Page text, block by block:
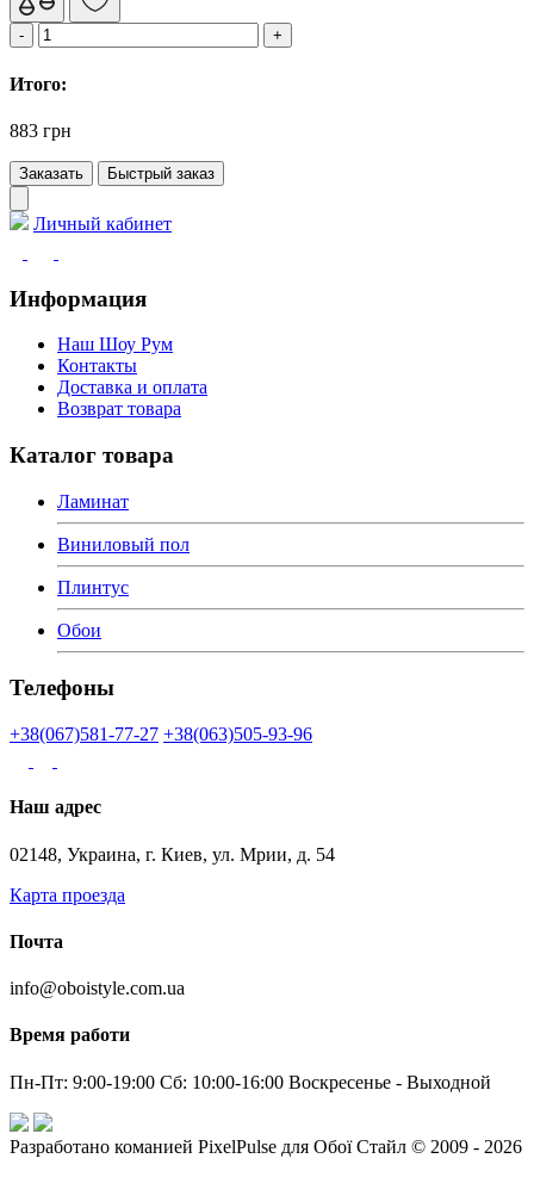
Итого:
883 грн
Заказать Быстрый заказ
Личный кабинет
Информация
Наш Шоу Рум
Контакты
Доставка и оплата
Возврат товара
Каталог товара
Ламинат
Виниловый пол
Плинтус
Обои
Телефоны
+38(067)581-77-27 +38(063)505-93-96
Наш адрес
02148, Украина, г. Киев, ул. Мрии, д. 54
Карта проезда
Почта
info@oboistyle.com.ua
Время работи
Пн-Пт: 9:00-19:00 Сб: 10:00-16:00 Воскресенье - Выходной
Разработано команией PixelPulse для Обої Стайл © 2009 - 2026